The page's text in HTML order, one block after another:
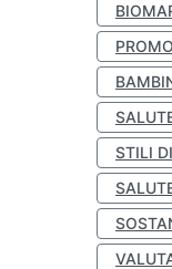
STILI